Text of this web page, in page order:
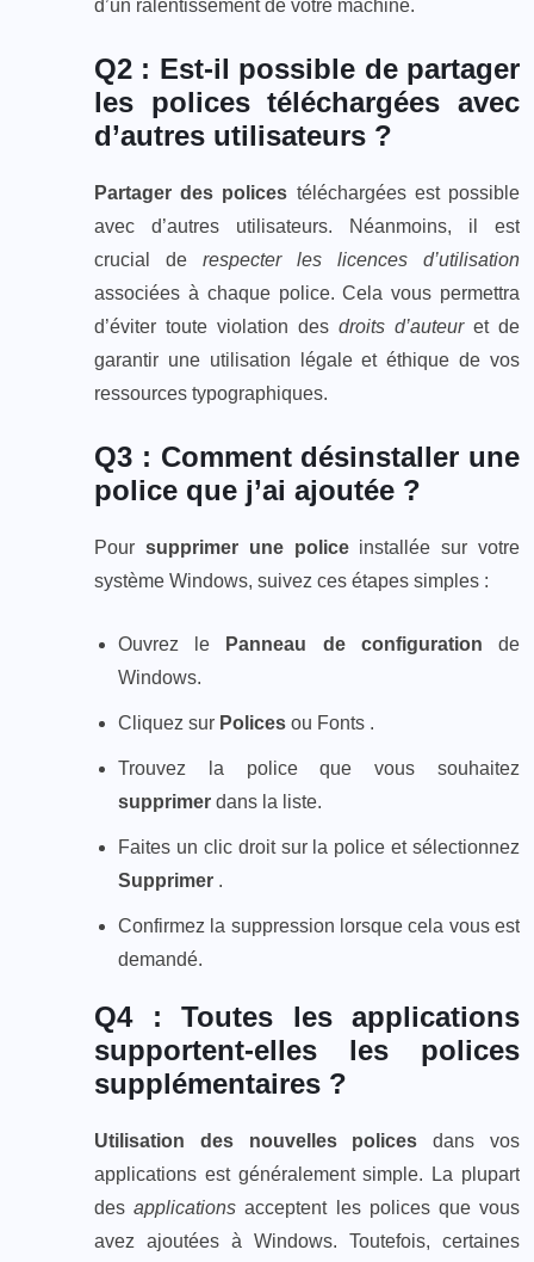
d’un ralentissement de votre machine.
Q2 : Est-il possible de partager
les polices téléchargées avec
d’autres utilisateurs ?
Partager des polices téléchargées est possible
avec d’autres utilisateurs. Néanmoins, il est
crucial de respecter les licences d’utilisation
associées à chaque police. Cela vous permettra
d’éviter toute violation des droits d’auteuret de
garantir une utilisation légale et éthique de vos
ressources typographiques.
Q3 : Comment désinstaller une
police que j’ai ajoutée ?
Pour supprimer une policeinstallée sur votre
système Windows, suivez ces étapes simples :
Ouvrez le Panneau de configuration de
Windows.
Cliquez sur Polices ou Fonts .
Trouvez la police que vous souhaitez
supprimer dans la liste.
Faites un clic droit sur la police et sélectionnez
Supprimer .
Confirmez la suppression lorsque cela vous est
demandé.
Q4 : Toutes les applications
supportent-elles les polices
supplémentaires ?
Utilisation des nouvelles polices dans vos
applications est généralement simple. La plupart
desapplications acceptent les polices que vous
avez ajoutées à Windows. Toutefois, certaines